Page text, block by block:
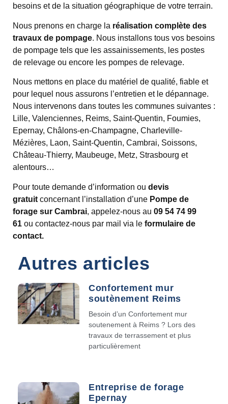
besoins et de la situation géographique de votre terrain.
Nous prenons en charge la réalisation complète des
travaux de pompage. Nous installons tous vos besoins
de pompage tels que les assainissements, les postes
de relevage ou encore les pompes de relevage.
Nous mettons en place du matériel de qualité, fiable et
pour lequel nous assurons l’entretien et le dépannage.
Nous intervenons dans toutes les communes suivantes :
Lille, Valenciennes, Reims, Saint-Quentin, Foumies,
Epernay, Châlons-en-Champagne, Charleville-
Mézières, Laon, Saint-Quentin, Cambrai, Soissons,
Château-Thierry, Maubeuge, Metz, Strasbourg et
alentours…
Pour toute demande d’information ou devis
gratuit concernant l’installation d’une Pompe de
forage sur Cambrai, appelez-nous au 09 54 74 99
61 ou contactez-nous par mail via le formulaire de
contact.
Autres articles
Confortement mur
soutènement Reims
Besoin d’un Confortement mur
soutenement à Reims ? Lors des
travaux de terrassement et plus
particulièrement
Entreprise de forage
Epernay